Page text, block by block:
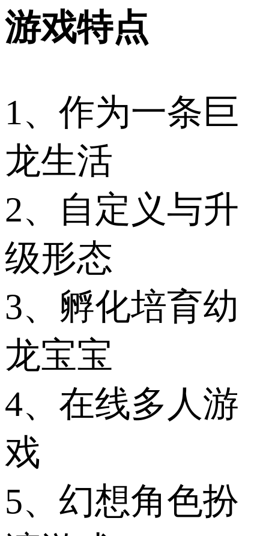
游戏特点
1、作为一条巨
龙生活
2、自定义与升
级形态
3、孵化培育幼
龙宝宝
4、在线多人游
戏
5、幻想角色扮